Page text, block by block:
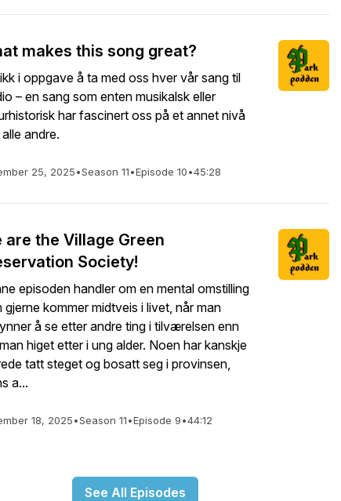
makes this song great?
i oppgave å ta med oss hver vår sang til
– en sang som enten musikalsk eller
har fascinert oss på et annet nivå
andre.
25, 2025•Season 11•Episode 10•45:28
are the Village Green
Society!
episoden handler om en mental omstilling
gjerne kommer midtveis i livet, når man
å se etter andre ting i tilværelsen enn
higet etter i ung alder. Noen har kanskje
tatt steget og bosatt seg i provinsen,
a...
18, 2025•Season 11•Episode 9•44:12
See All Episodes